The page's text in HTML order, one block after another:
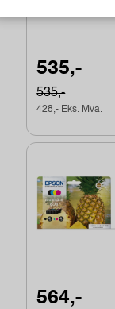
535,-
535,-
428,- Eks. Mva.
564,-